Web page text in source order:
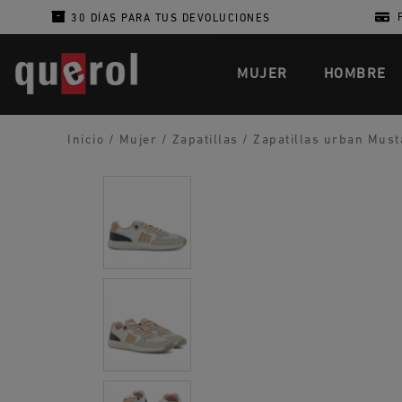
30 DÍAS PARA TUS DEVOLUCIONES
MUJER HOMBRE
Inicio / Mujer / Zapatillas / Zapatillas urban